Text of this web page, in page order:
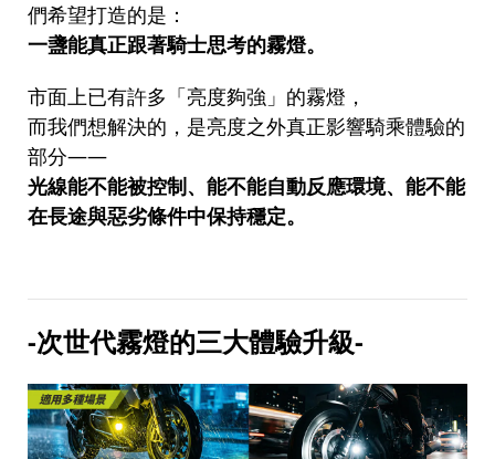
們希望打造的是：
一盞能真正跟著騎士思考的霧燈。
市面上已有許多「亮度夠強」的霧燈，
而我們想解決的，是亮度之外真正影響騎乘體驗的
部分——
光線能不能被控制、能不能自動反應環境、能不能
在長途與惡劣條件中保持穩定。
-次世代霧燈的三大體驗升級-